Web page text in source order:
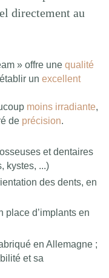
directement au
» offre une qualité
un excellent
moins irradiante,
de précision.
et dentaires
kystes, ...)
des dents, en
place d’implants en
en Allemagne ;
et sa